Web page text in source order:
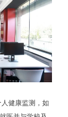
健康监测，如